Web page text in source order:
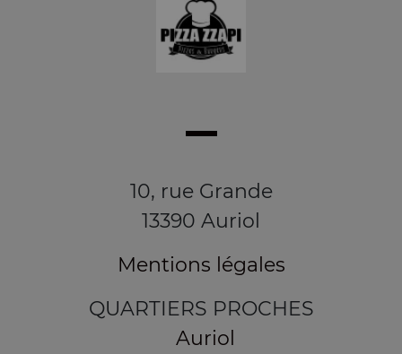
10, rue Grande
13390 Auriol
Mentions légales
QUARTIERS PROCHES
Auriol